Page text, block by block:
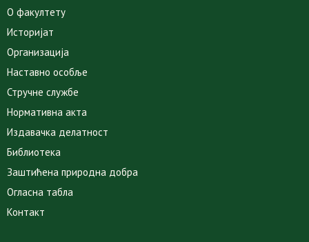
О факултету
Историјат
Организација
Наставно особље
Стручне службе
Нормативна акта
Издавачка делатност
Библиотека
Заштићена природна добра
Огласна табла
Контакт